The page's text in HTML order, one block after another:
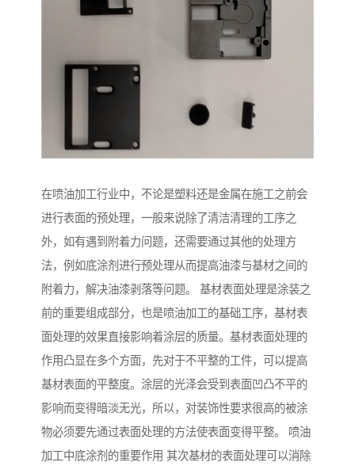
在喷油加工行业中，不论是塑料还是金属在施工之前会
进行表面的预处理，一般来说除了清洁清理的工序之
外，如有遇到附着力问题，还需要通过其他的处理方
法，例如底涂剂进行预处理从而提高油漆与基材之间的
附着力，解决油漆剥落等问题。 基材表面处理是涂装之
前的重要组成部分，也是喷油加工的基础工序，基材表
面处理的效果直接影响着涂层的质量。基材表面处理的
作用凸显在多个方面，先对于不平整的工件，可以提高
基材表面的平整度。涂层的光泽会受到表面凹凸不平的
影响而变得暗淡无光，所以，对装饰性要求很高的被涂
物必须要先通过表面处理的方法使表面变得平整。 喷油
加工中底涂剂的重要作用 其次基材的表面处理可以消除